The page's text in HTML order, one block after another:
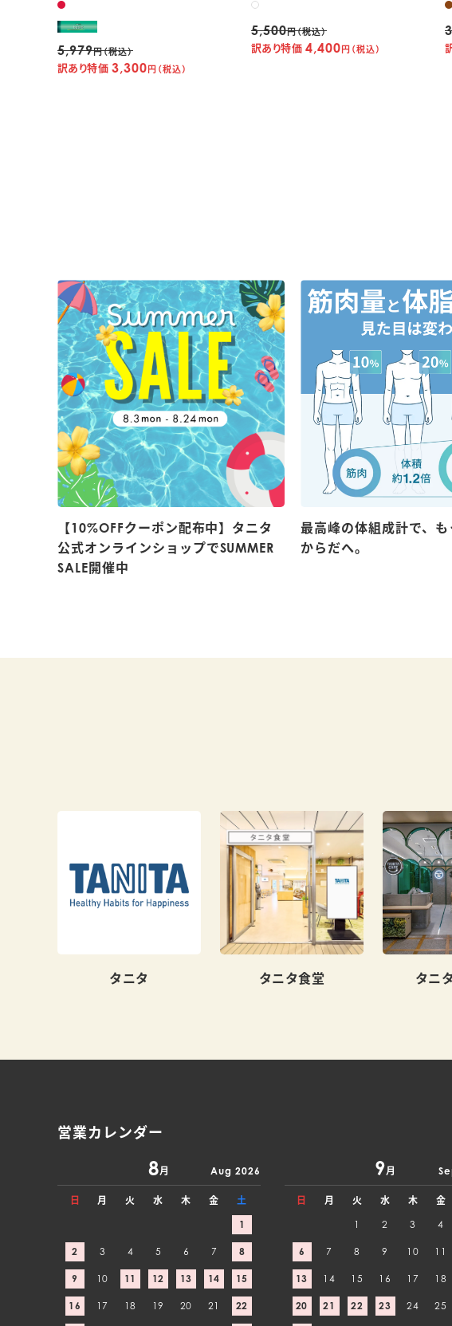
5,979円（税込）
訳あり特価 3,300 円（税込）
5,500円（税込）
訳あり特価 4,400 円（税込）
【10%OFFクーポン配布中】タニタ
公式オンラインショップでSUMMER
SALE開催中
最高峰の体組成計で、も
からだへ。
タニタ タニタ食堂 タニ
営業カレンダー
8月 Aug 2026
日 月 火 水 木 金
土
1
2 3 4 5 6 7 8
9 10 11 12 13 14 15
16 17 18 19 20 21 22
9月
日 月 火 水 木 金
1
2 3 4
6 7 8 9 10 11
13 14 15 16 17 18
20 21 22 23 24 25